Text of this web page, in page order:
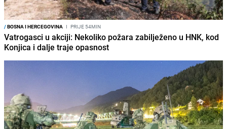
/BOSNA I HERCEGOVINA I PRIJE 54MIN
Vatrogasci u akciji: Nekoliko požara zabilježeno u HNK, kod
Konjica i dalje traje opasnost